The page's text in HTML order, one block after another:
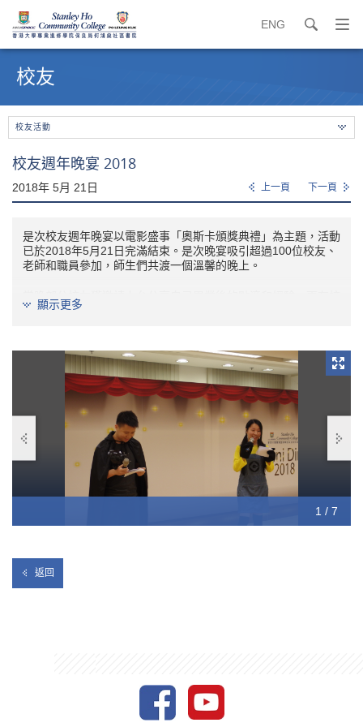
ENG search
打
開
始
校友
校友活動
校友週年晚宴 2018
2018年 5月 21日 上一頁 下一頁
是次校友週年晚宴以電影盛事「奧斯卡頒獎典禮」為主題，活動
已於2018年5月21日完滿結束。是次晚宴吸引超過100位校友、
老師和職員參加，師生們共渡一個溫馨的晚上。
當晚部分校友獲邀請上台分享自己畢業後的點滴和經驗，更有校
友奪得「最佳電影造型」的大獎，真的充滿驚喜。當晚更有豐富
顯示更多
1 / 7
2 / 7
3 / 7
4 / 7
5 / 7
6 / 7
7 / 7
返回